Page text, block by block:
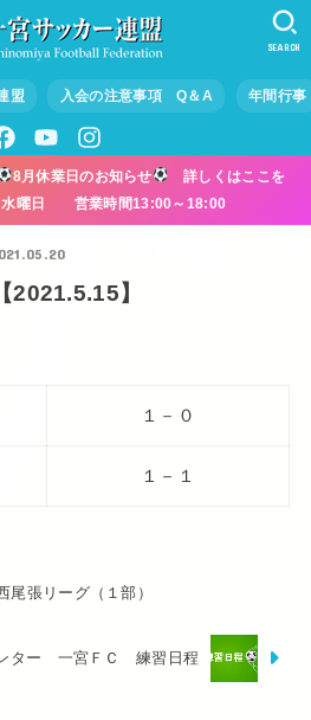
盟 入会の注意事項 Q＆A 年間行事
SEARCH
8月休業日のお知らせ
詳しくはここを
曜日 営業時間13:00～18:00
】
１－０
１－１
尾張リーグ（１部）
ター 一宮ＦＣ 練習日程